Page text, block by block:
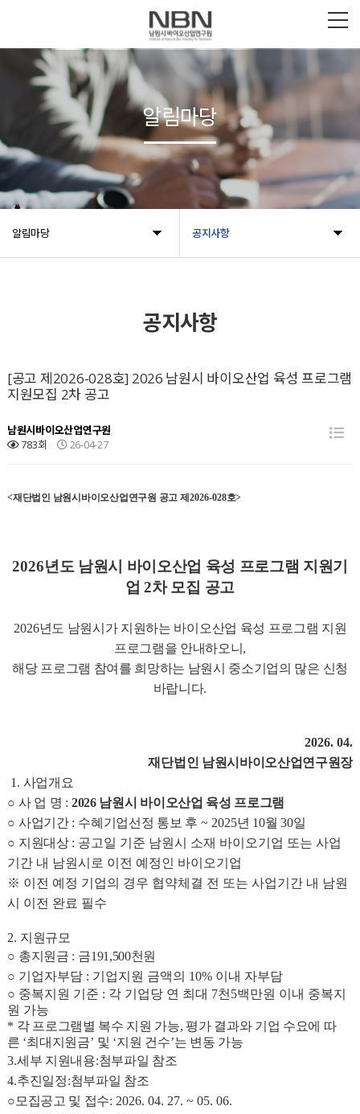
알림마당 공지사항
알림마당
공지사항
[공고 제2026-028호] 2026 남원시 바이오산업 육성 프로그램
지원모집 2차 공고
남원시바이오산업연구원
783회
26-04-27
<재단법인 남원시바이오산업연구원 공고 제 2026-028호>
2026년도 남원시 바이오산업 육성 프로그램 지원기
업 2차 모집 공고
2026년도 남원시가 지원하는 바이오산업 육성 프로그램 지원
프로그램을 안내하오니,
해당 프로그램 참여를 희망하는 남원시 중소기업의 많은 신청
바랍니다.
2026. 04.
재단법인 남원시바이오산업연구원장
1. 사업개요
○ 사 업 명 :2026 남원시 바이오산업 육성 프로그램
○ 사업기간 : 수혜기업선정 통보 후 ~ 2025년 10월30일
○ 지원대상 : 공고일 기준 남원시 소재 바이오기업 또는 사업
기간 내 남원시로 이전 예정인 바이오기업
※ 이전 예정 기업의 경우 협약체결 전 또는 사업기간 내 남원
시 이전 완료 필수
2. 지원규모
○ 총지원금 : 금191,500천원
○ 기업자부담 : 기업지원 금액의 10% 이내 자부담
○ 중복지원 기준 : 각 기업당 연 최대 7천5백만원 이내 중복지
원 가능
* 각 프로그램별 복수 지원 가능, 평가 결과와 기업 수요에 따
른 ‘최대지원금’ 및 ‘지원 건수’는 변동 가능
3.세부 지원내용:첨부파일 참조
4.추진일정:첨부파일 참조
○ 모집공고 및 접수: 2026. 04. 27. ~ 05. 06.